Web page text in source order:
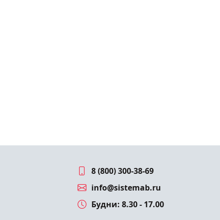
8 (800) 300-38-69
info@sistemab.ru
Будни: 8.30 - 17.00